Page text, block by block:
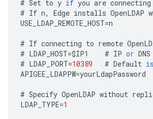
# Set to y if you are connecting
# If n, Edge installs OpenLDAP
USE_LDAP_REMOTE_HOST=n
# If connecting to remote
# LDAP_HOST=$IP1 # IP or DNS
# LDAP_PORT=10389 # Default is
APIGEE_LDAPPW=yourLdapPassword
# Specify OpenLDAP without
LDAP_TYPE=1